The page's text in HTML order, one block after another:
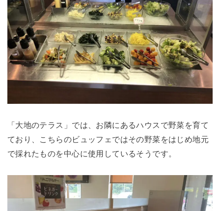
「大地のテラス」では、お隣にあるハウスで野菜を育て
ており、こちらのビュッフェではその野菜をはじめ地元
で採れたものを中心に使用しているそうです。